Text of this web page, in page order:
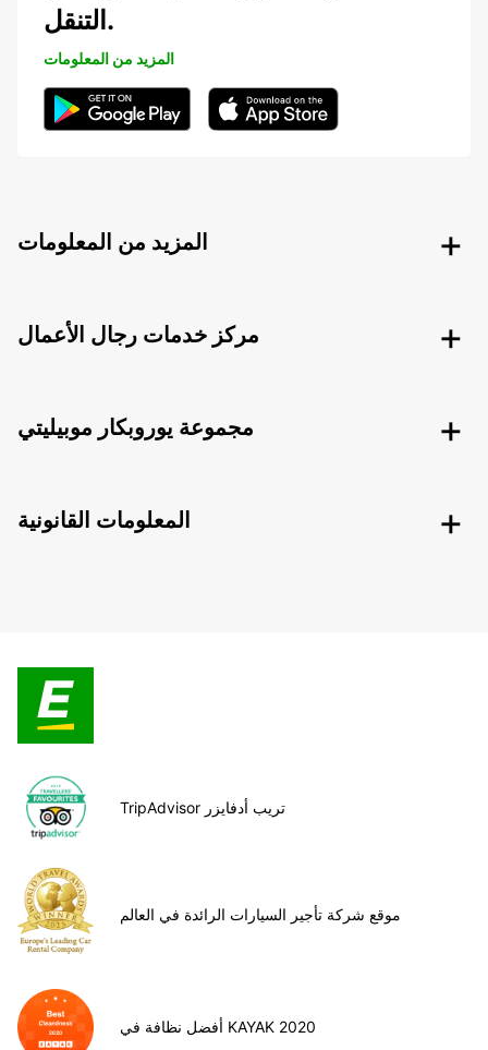
التنقل.
المزيد من المعلومات
المزيد من المعلومات
مركز خدمات رجال الأعمال
مجموعة يوروبكار موبيليتي
المعلومات القانونية
TripAdvisor تريب أدفايزر
موقع شركة تأجير السيارات الرائدة في العالم
أفضل نظافة في KAYAK 2020